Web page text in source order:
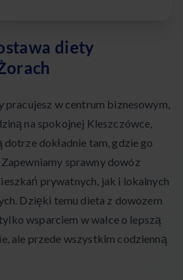
diety
pracujesz w centrum biznesowym,
na spokojnej Kleszczówce,
dokładnie tam, gdzie go
sprawny dowóz
prywatnych, jak i lokalnych
Dzięki temu dieta z dowozem
wsparciem w walce o lepszą
ale przede wszystkim codzienną